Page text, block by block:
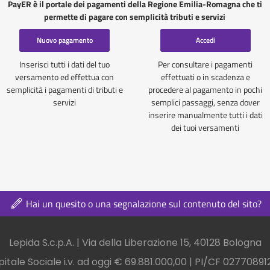
PayER è il portale dei pagamenti della Regione Emilia-Romagna che ti
permette di pagare con semplicità tributi e servizi
Nuovo pagamento
Inserisci tutti i dati del tuo
versamento ed effettua con
semplicità i pagamenti di tributi e
servizi
Accedi
Per consultare i pagamenti
effettuati o in scadenza e
procedere al pagamento in pochi
semplici passaggi, senza dover
inserire manualmente tutti i dati
dei tuoi versamenti
Hai un quesito o una segnalazione sul contenuto del sito?
footer
Lepida S.c.p.A. | Via della Liberazione 15, 40128 Bologna
Sociale i.v. ad oggi € 69.881.000,00 | PI/CF